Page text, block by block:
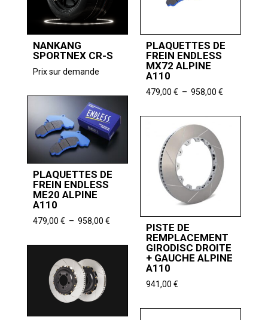
NANKANG
SPORTNEX CR-S
Prix sur demande
PLAQUETTES DE
FREIN ENDLESS
MX72 ALPINE
A110
479,00 € – 958,00 €Plage
prix :
958,00 €
PLAQUETTES DE
FREIN ENDLESS
ME20 ALPINE
A110
479,00 € – 958,00 €Plage
prix :
PISTE DE
REMPLACEMENT
GIRODISC DROITE
+ GAUCHE ALPINE
A110
941,00 €